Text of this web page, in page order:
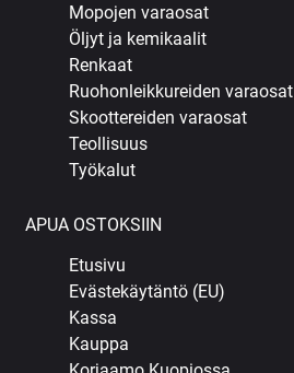
Mopojen varaosat
Öljyt ja kemikaalit
Renkaat
Ruohonleikkureiden varaosat
Skoottereiden varaosat
Teollisuus
Työkalut
APUA OSTOKSIIN
Etusivu
Evästekäytäntö (EU)
Kassa
Kauppa